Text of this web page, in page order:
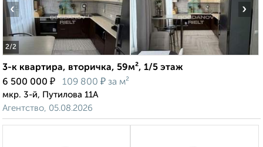
2/2
‹ ›
3-к квартира, вторичка, 59м², 1/5 этаж
6 500 000 ₽ 109 800 ₽ за м²
мкр. 3-й, Путилова 11А
Агентство, 05.08.2026